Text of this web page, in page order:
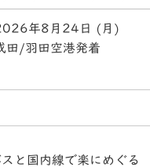
年8月24日 (月)
田/羽田空港発着
と国内線で楽にめぐる